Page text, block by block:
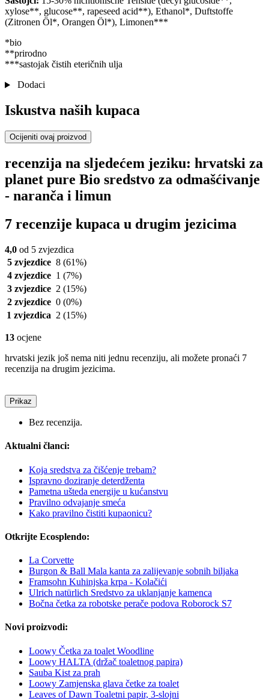
xylose**, glucose**, rapeseed acid**), Ethanol*, Duftstoffe
(Zitronen Öl*, Orangen Öl*), Limonen***
*bio
**prirodno
***sastojak čistih eteričnih ulja
Dodaci
Iskustva naših kupaca
Ocijeniti ovaj proizvod
recenzija na sljedećem jeziku: hrvatski za
planet pure Bio sredstvo za odmašćivanje
- naranča i limun
7 recenzije kupaca u drugim jezicima
4,0 od 5 zvjezdica
5 zvjezdice 8 (61%)
4 zvjezdice 1 (7%)
3 zvjezdice 2 (15%)
2 zvjezdice 0 (0%)
1 zvjezdica 2 (15%)
13 ocjene
hrvatski jezik još nema niti jednu recenziju, ali možete pronaći 7
recenzija na drugim jezicima.
Prikaz
Bez recenzija.
Aktualni članci:
Koja sredstva za čišćenje trebam?
Ispravno doziranje deterdženta
Pametna ušteda energije u kućanstvu
Pravilno odvajanje smeća
Kako pravilno čistiti kupaonicu?
Otkrijte Ecosplendo:
La Corvette
Burgon & Ball Mala kanta za zalijevanje sobnih biljaka
Framsohn Kuhinjska krpa - Kolačići
Ulrich natürlich Sredstvo za uklanjanje kamenca
Bočna četka za robotske perače podova Roborock S7
Novi proizvodi:
Loowy Četka za toalet Woodline
Loowy HALTA (držač toaletnog papira)
Sauba Kist za prah
Loowy Zamjenska glava četke za toalet
Leaves of Dawn Toaletni papir, 3-slojni